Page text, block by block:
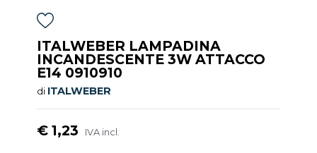
ITALWEBER LAMPADINA
INCANDESCENTE 3W ATTACCO
E14 0910910
di ITALWEBER
€ 1,23 IVA incl.